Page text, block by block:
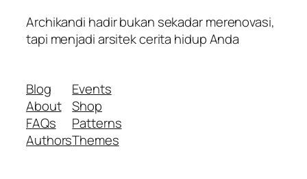
Archikandi hadir bukan sekadar merenovasi,
tapi menjadi arsitek cerita hidup Anda
Blog
About
FAQs
Authors
Events
Shop
Patterns
Themes